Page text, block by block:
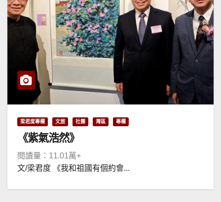
梁君度專欄 文旅 社團 灣區 專欄
《紫氣浩然》
閱讀量：11.01萬+
文/梁君度 《我和祖國有個約會...